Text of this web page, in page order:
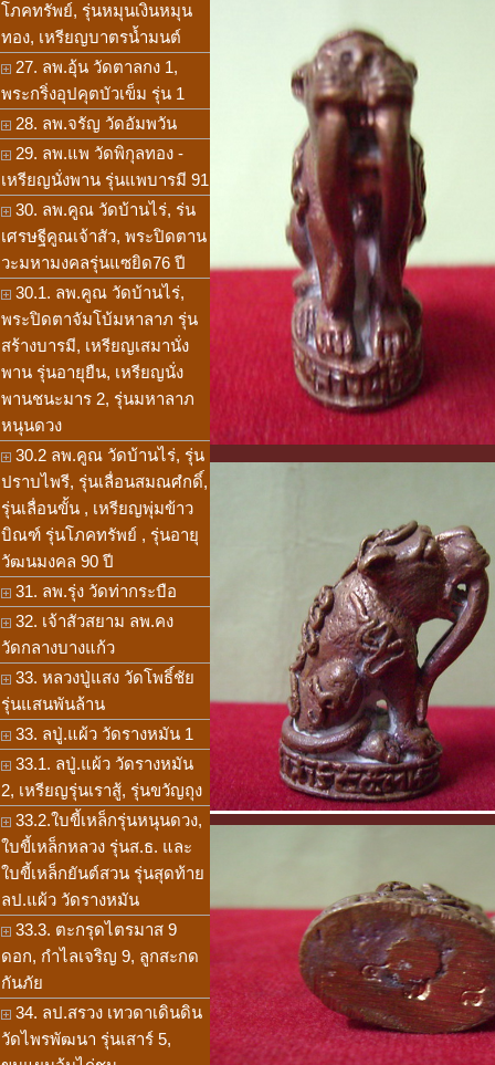
โภคทรัพย์, รุ่นหมุนเงินหมุน
ทอง, เหรียญบาตรน้ำมนต์
27. ลพ.อุ้น วัดตาลกง 1,
พระกริ่งอุปคุตบัวเข็ม รุ่น 1
28. ลพ.จรัญ วัดอัมพวัน
29. ลพ.แพ วัดพิกุลทอง -
เหรียญนั่งพาน รุ่นแพบารมี 91
30. ลพ.คูณ วัดบ้านไร่, ร่น
เศรษฐีคูณเจ้าสัว, พระปิดตาน
วะมหามงคลรุ่นแซยิด76 ปี
30.1. ลพ.คูณ วัดบ้านไร่,
พระปิดตาจัมโบ้มหาลาภ รุ่น
สร้างบารมี, เหรียญเสมานั่ง
พาน รุ่นอายุยืน, เหรียญนั่ง
พานชนะมาร 2, รุ่นมหาลาภ
หนุนดวง
30.2 ลพ.คูณ วัดบ้านไร่, รุ่น
ปราบไพรี, รุ่นเลื่อนสมณศํกดิ์,
รุ่นเลื่อนขั้น , เหรียญพุ่มข้าว
บิณฑ์ รุ่นโภคทรัพย์ , รุ่นอายุ
วัฒนมงคล 90 ปี
31. ลพ.รุ่ง วัดท่ากระบือ
32. เจ้าสัวสยาม ลพ.คง
วัดกลางบางแก้ว
33. หลวงปู่แสง วัดโพธิ์ชัย
รุ่นแสนพันล้าน
33. ลปู่.แผ้ว วัดรางหมัน 1
33.1. ลปู่.แผ้ว วัดรางหมัน
2, เหรียญรุ่นเราสู้, รุ่นขวัญถุง
33.2.ใบขี้เหล็กรุ่นหนุนดวง,
ใบขี้เหล็กหลวง รุ่นส.ธ. และ
ใบขี้เหล็กยันต์สวน รุ่นสุดท้าย
ลป.แผ้ว วัดรางหมัน
33.3. ตะกรุดไตรมาส 9
ดอก, กำไลเจริญ 9, ลูกสะกด
กันภัย
34. ลป.สรวง เทวดาเดินดิน
วัดไพรพัฒนา รุ่นเสาร์ 5,